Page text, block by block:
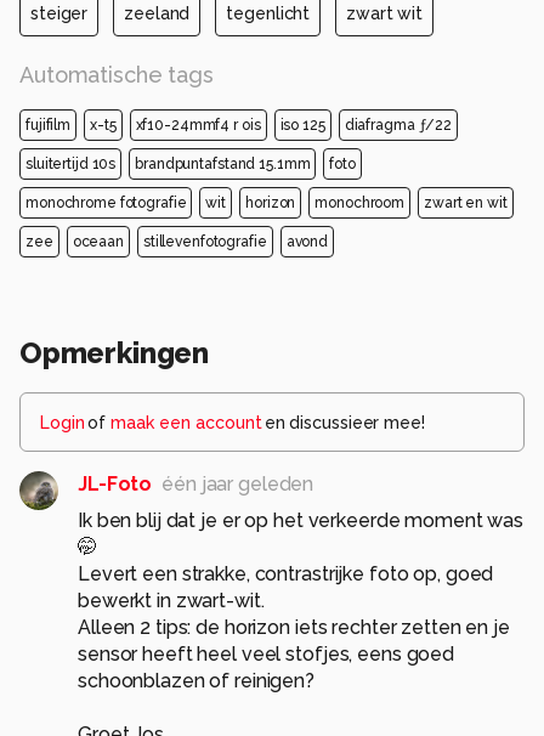
steiger zeeland tegenlicht zwart wit
Automatische tags
fujifilm x-t5 xf10-24mmf4 r ois iso 125 diafragma ƒ/22
sluitertijd 10s brandpuntafstand 15.1mm foto
monochrome fotografie wit horizon monochroom zwart en wit
zee oceaan stillevenfotografie avond
Opmerkingen
Loginof maak een account en discussieer mee!
JL-Foto één jaar geleden
Ik ben blij dat je er op het verkeerde moment was
🤭
Levert een strakke, contrastrijke foto op, goed
bewerkt in zwart-wit.
Alleen 2 tips: de horizon iets rechter zetten en je
sensor heeft heel veel stofjes, eens goed
schoonblazen of reinigen?